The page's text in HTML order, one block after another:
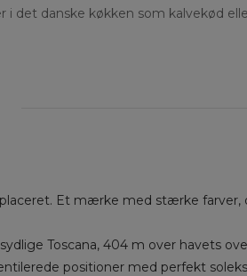
det danske køkken som kalvekød
Et mærke med stærke farver,
Toscana, 404 m over havets
positioner med perfekt